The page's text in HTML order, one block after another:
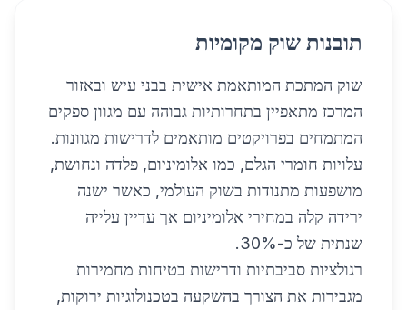
תובנות שוק מקומיות
שוק המתכת המותאמת אישית בבני עיש ובאזור
המרכז מתאפיין בתחרותיות גבוהה עם מגוון ספקים
המתמחים בפרויקטים מותאמים לדרישות מגוונות.
עלויות חומרי הגלם, כמו אלומיניום, פלדה ונחושת,
מושפעות מתנודות בשוק העולמי, כאשר ישנה
ירידה קלה במחירי אלומיניום אך עדיין עלייה
שנתית של כ-30%.
רגולציות סביבתיות ודרישות בטיחות מחמירות
מגבירות את הצורך בהשקעה בטכנולוגיות ירוקות,